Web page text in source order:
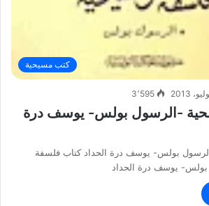
كتب مسيحية
3٬595
-الرسول بولس- يوسف درة
بولس- يوسف درة الحداد كتاب فلسفة
يوسف درة الحداد